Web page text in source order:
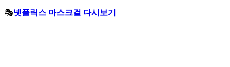
🎭넷플릭스 마스크걸 다시보기